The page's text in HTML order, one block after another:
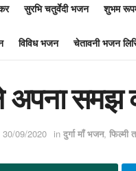
सुरभि चतुर्वेदी भजन शुभम
विविध भजन चेतावनी भजन
अपना
30/09/2020 in दुर्गा माँ भजन, फिल्मी